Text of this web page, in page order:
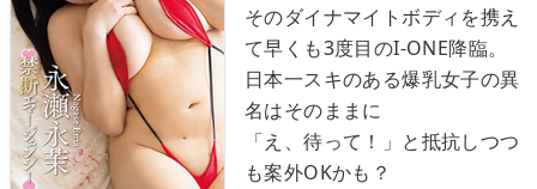
サンプル動画
イベント情報
アイドル一覧
そのダイナマイトボディを携え
て早くも3度目のI-ONE降臨。
日本一スキのある爆乳女子の異
名はそのままに
「え、待って！」と抵抗しつつ
も案外OKかも？